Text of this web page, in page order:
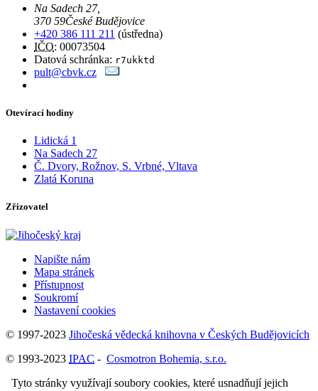
Na Sadech 27,
370 59České Budějovice
+420 386 111 211 (ústředna)
IČO: 00073504
Datová schránka: r7ukktd
pult@cbvk.cz
Otevírací hodiny
Lidická 1
Na Sadech 27
Č. Dvory, Rožnov, S. Vrbné, Vltava
Zlatá Koruna
Zřizovatel
Napište nám
Mapa stránek
Přístupnost
Soukromí
Nastavení cookies
© 1997-2023 Jihočeská vědecká knihovna v Českých Budějovicích
© 1993-2023 IPAC - Cosmotron Bohemia, s.r.o.
Tyto stránky využívají soubory cookies, které usnadňují jejich